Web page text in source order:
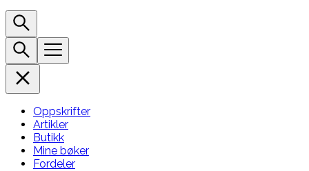
Oppskrifter
Artikler
Butikk
Mine bøker
Fordeler